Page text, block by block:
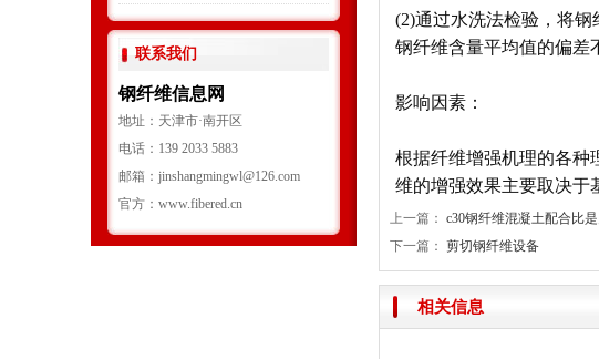
联系我们
钢纤维信息网
地址：天津市·南开区
电话：139 2033 5883
邮箱：jinshangmingwl@126.com
官方：www.fibered.cn
(2)通过水洗法检验，将
钢纤维含量平均值的偏差
影响因素：
根据纤维增强机理的各种
维的增强效果主要取决于
上一篇： c30钢纤维混凝土配合比
下一篇： 剪切钢纤维设备
相关信息